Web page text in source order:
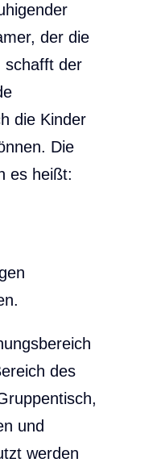
der die
schafft der
die Kinder
Die
es heißt:
des
und
werden